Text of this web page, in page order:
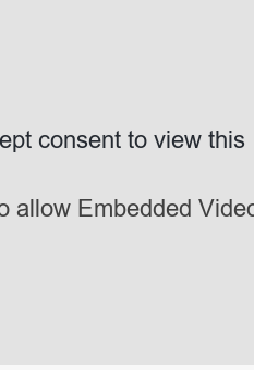
consent to view this
allow Embedded